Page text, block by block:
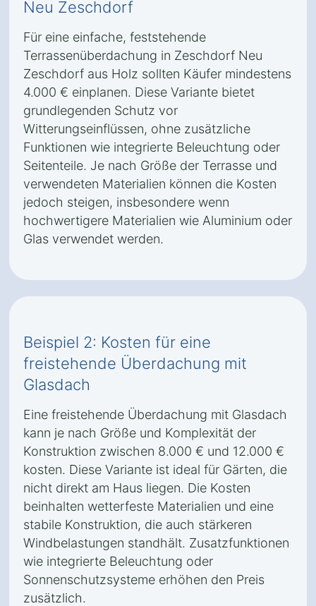
Neu Zeschdorf
Für eine einfache, feststehende
Terrassenüberdachung in Zeschdorf Neu
Zeschdorf aus Holz sollten Käufer mindestens
4.000 € einplanen. Diese Variante bietet
grundlegenden Schutz vor
Witterungseinflüssen, ohne zusätzliche
Funktionen wie integrierte Beleuchtung oder
Seitenteile. Je nach Größe der Terrasse und
verwendeten Materialien können die Kosten
jedoch steigen, insbesondere wenn
hochwertigere Materialien wie Aluminium oder
Glas verwendet werden.
Beispiel 2: Kosten für eine
freistehende Überdachung mit
Glasdach
Eine freistehende Überdachung mit Glasdach
kann je nach Größe und Komplexität der
Konstruktion zwischen 8.000 € und 12.000 €
kosten. Diese Variante ist ideal für Gärten, die
nicht direkt am Haus liegen. Die Kosten
beinhalten wetterfeste Materialien und eine
stabile Konstruktion, die auch stärkeren
Windbelastungen standhält. Zusatzfunktionen
wie integrierte Beleuchtung oder
Sonnenschutzsysteme erhöhen den Preis
zusätzlich.